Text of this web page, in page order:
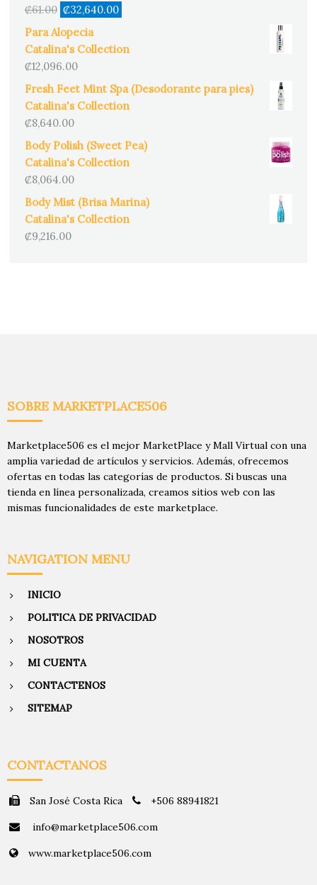
₡61.00 Original
price
was:
₡61.00.
₡32,640.00
Para Alopecia
Catalina's Collection
₡12,096.00
Fresh Feet Mint Spa (Desodorante para pies)
Catalina's Collection
₡8,640.00
Body Polish (Sweet Pea)
Catalina's Collection
₡8,064.00
Body Mist (Brisa Marina)
Catalina's Collection
₡9,216.00
SOBRE MARKETPLACE506
Marketplace506 es el mejor MarketPlace y Mall Virtual con una
amplia variedad de artículos y servicios. Además, ofrecemos
ofertas en todas las categorías de productos. Si buscas una
tienda en línea personalizada, creamos sitios web con las
mismas funcionalidades de este marketplace.
NAVIGATION MENU
INICIO
POLITICA DE PRIVACIDAD
NOSOTROS
MI CUENTA
CONTACTENOS
SITEMAP
CONTACTANOS
San José Costa Rica +506 88941821
info@marketplace506.com
www.marketplace506.com